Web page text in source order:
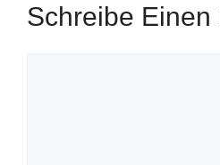
Schreibe Einen